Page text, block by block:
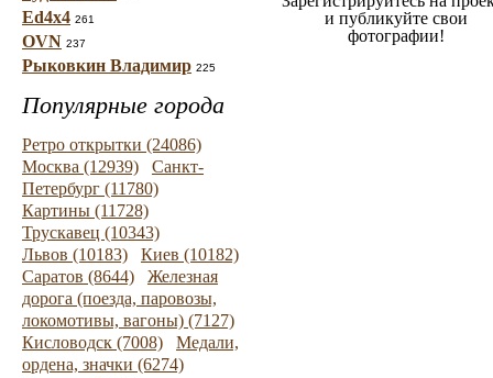
Ed4x4 261
OVN 237
Рыковкин Владимир 225
Популярные города
Ретро открытки (24086)
Москва (12939)
Санкт-
Петербург (11780)
Картины (11728)
Трускавец (10343)
Львов (10183)
Киев (10182)
Саратов (8644)
Железная
дорога (поезда, паровозы,
локомотивы, вагоны) (7127)
Кисловодск (7008)
Медали,
ордена, значки (6274)
и публикуйте свои
фотографии!